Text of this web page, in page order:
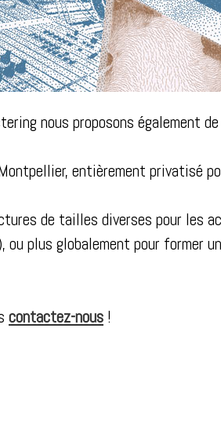
nous proposons également
entièrement privatisé
de tailles diverses pour les
plus globalement pour former
contactez-nous !